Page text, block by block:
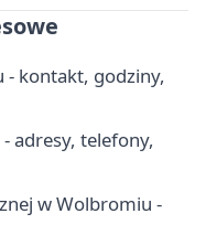
- kontakt, godziny,
adresy, telefony,
w Wolbromiu -